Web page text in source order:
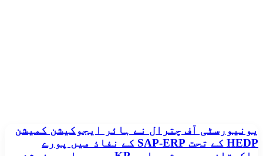
یونیورسٹی
آف
چترال
یونیورسٹی آف چترال نے ہائر ایجوکیشن کمیشن
HEDP کے تحت SAP-ERP کے نفاذ میں پورے